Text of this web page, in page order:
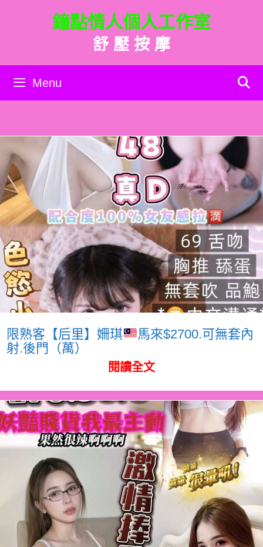
內
鐘點情人個人工作室
舒 壓 按 摩
Menu
限熟客【后里】姍琪
馬來$2700.可無套內
射.後門（萬）
閱讀全文